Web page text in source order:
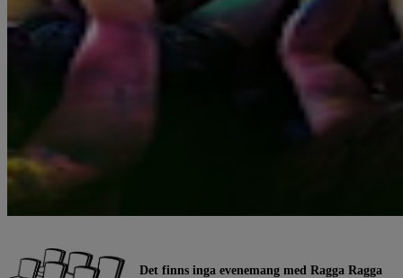
Det finns inga evenemang med Ragga Ragga